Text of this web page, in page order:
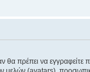
θα πρέπει να